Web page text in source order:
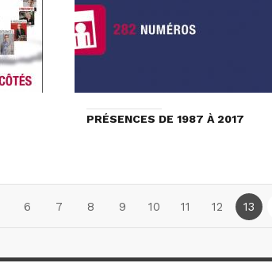
PRÉSENCES DE 1987 À 2017
6 7 8 9 10 11 12 13